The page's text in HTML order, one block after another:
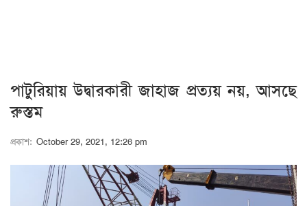
পাটুরিয়ায় উদ্বারকারী জাহাজ প্রত্যয় নয়, আসছে
রুস্তম
প্রকাশ: October 29, 2021, 12:26 pm